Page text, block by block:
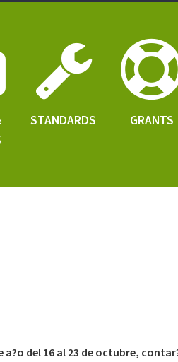
STANDARDS GRANTS
del 16 al 23 de octubre,